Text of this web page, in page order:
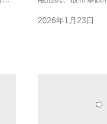
统计数据，部分地
2026年1月23日